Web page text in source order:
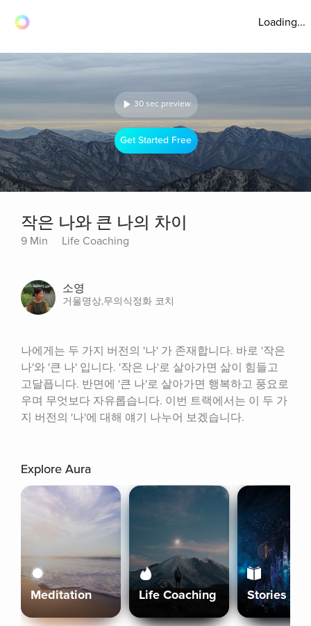
Loading...
30 sec preview
Get Started Free
작은 나와 큰 나의 차이
9 Min Life Coaching
소영
거울명상,무의식정화 코치
나에게는 두 가지 버전의 '나' 가 존재합니다. 바로 '작은
나'와 '큰 나' 입니다. '작은 나'로 살아가면 삶이 힘들고
고달픕니다. 반면에 '큰 나'로 살아가면 행복하고 풍요로
우며 무엇보다 자유롭습니다. 이번 트랙에서는 이 두 가
지 버전의 '나'에 대해 얘기 나누어 보겠습니다.
Explore Aura
Meditation Life Coaching Stories